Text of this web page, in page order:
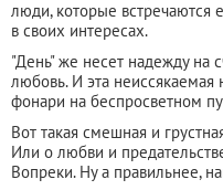
люди, которые встречаются
в своих интересах.
"День" же несет надежду на
любовь. И эта неиссякаемая
фонари на беспросветном
Вот такая смешная и
Или о любви и
Вопреки. Ну а правильнее,